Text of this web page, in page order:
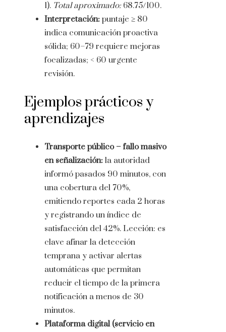
1). Total aproximado:68.75/100.
Interpretación: puntaje ≥ 80
indica comunicación proactiva
sólida; 60–79 requiere mejoras
focalizadas; < 60 urgente
revisión.
Ejemplos prácticos y
aprendizajes
Transporte público – fallo masivo
en señalización: la autoridad
informó pasados 90 minutos, con
una cobertura del 70%,
emitiendo reportes cada 2 horas
y registrando un índice de
satisfacción del 42%. Lección: es
clave afinar la detección
temprana y activar alertas
automáticas que permitan
reducir el tiempo de la primera
notificación a menos de 30
minutos.
Plataforma digital (servicio en